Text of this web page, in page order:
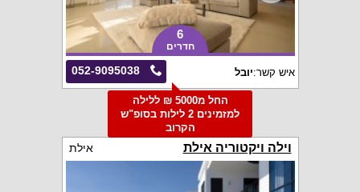
6
חדרים
052-9095038 איש קשר:יובל
החל מ5000 ₪ ללילה
למזמינים 2 לילות בסופ"ש
הקרוב
וילה ויקטוריה אילת אילת